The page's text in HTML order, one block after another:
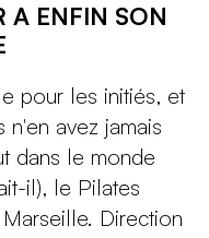
A ENFIN SON
pour les initiés, et
avez jamais
dans le monde
il), le Pilates
Direction